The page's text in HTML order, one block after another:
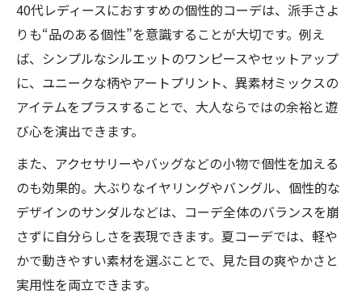
40代レディースにおすすめの個性的コーデは、派手さよ
りも“品のある個性”を意識することが大切です。例え
ば、シンプルなシルエットのワンピースやセットアップ
に、ユニークな柄やアートプリント、異素材ミックスの
アイテムをプラスすることで、大人ならではの余裕と遊
び心を演出できます。
また、アクセサリーやバッグなどの小物で個性を加える
のも効果的。大ぶりなイヤリングやバングル、個性的な
デザインのサンダルなどは、コーデ全体のバランスを崩
さずに自分らしさを表現できます。夏コーデでは、軽や
かで動きやすい素材を選ぶことで、見た目の爽やかさと
実用性を両立できます。